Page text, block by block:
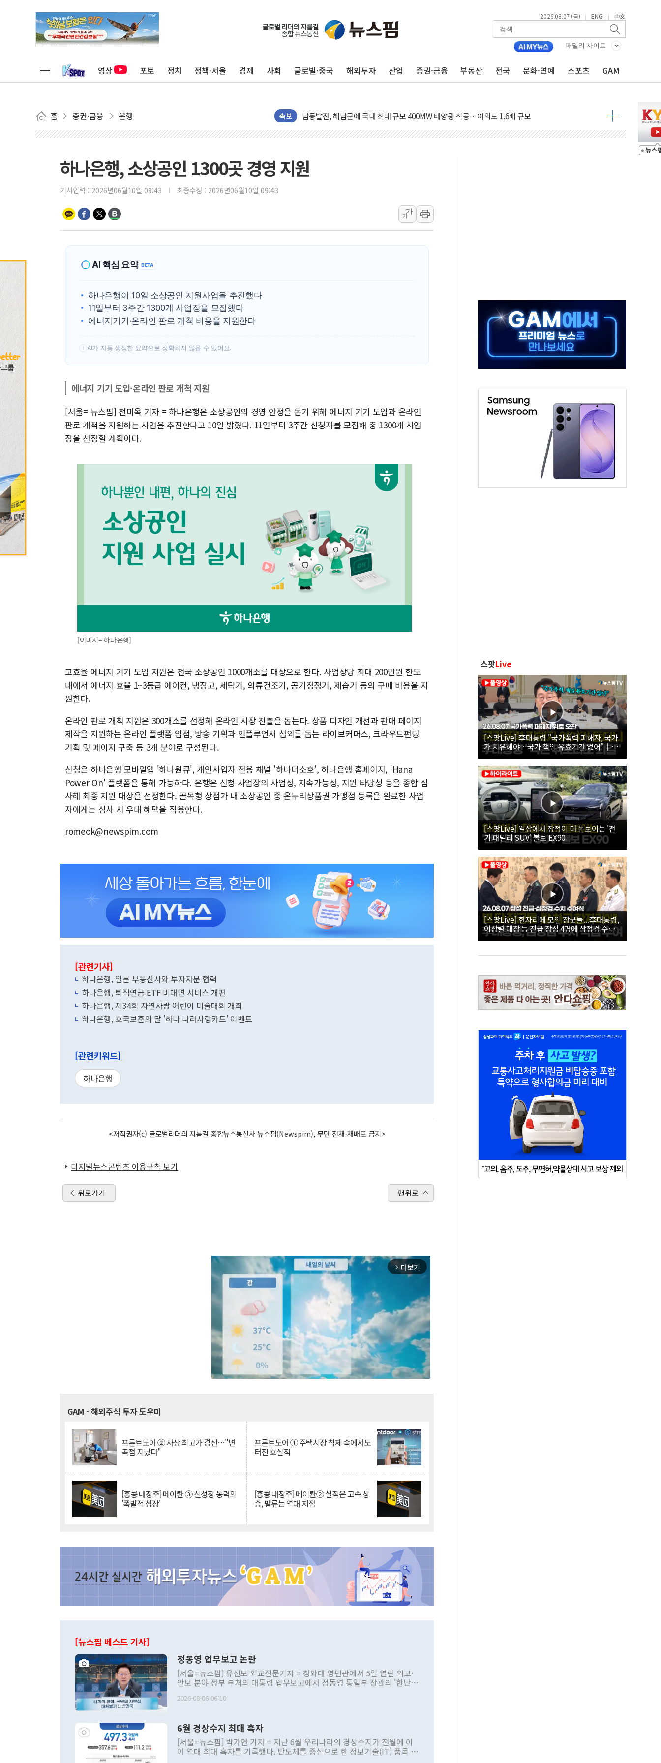
2026.08.07 (금) | ENG | 中文
패밀리 사이트
영상 포토 정치 정책·서울 경제 사회 글로벌·중국 해외투자 산업 증권·금융 부동산 전국 문화·연예 스포츠 GAM
홈 증권·금융 은행 속보
[사진] 빈살만과 에르도안의 만남
이란와이어 "이란 최고지도자 위독…곧 사망해도 놀랍지 않아"
[인도증시] 중동 불안 속 유가 상승에 소폭 하락...금융주 낙폭 커
황희 '폐버스 청년주택' SNS 글 역풍에 "정부정책 아냐" 해명
사우디·튀르키예·파키스탄, '공동방위협정' 체결… 수니파 국가들의 새 안보 협력 구도
신길동 신축도 3.3㎡당 7250만원…써밋 클라비온 59㎡ 18억원대
[AI 부동산 투데이] 특공 전략도 '극과 극'…생애최초만 경쟁 치열
[코인시황] 비트코인 6만4000달러대 횡보…고래·ETF 매수에도 고유가·금리·입법 지연 '삼중 부담'
[베트남 증시] 유동성 부진 지속, 강보합 마감...석유·가스주 올랐지만 빈그룹이 상쇄
'찜통더위'에 전력수요 역대 최고치 경신…한낮 총수요 104.3GW 기록
"文정부 악몽 재현 안돼"...李 부동산 세제안에 與 내부서 '총선·대선 직격탄' 우려
하나은행, 소상공인 1300곳 경영 지원
기사입력 : 2026년06월10일 09:43 최종수정 : 2026년06월10일 09:43
가
가
AI 핵심 요약 BETA
하나은행이 10일 소상공인 지원사업을 추진했다
11일부터 3주간 1300개 사업장을 모집했다
에너지기기·온라인 판로 개척 비용을 지원한다
! AI가 자동 생성한 요약으로 정확하지 않을 수 있어요.
에너지 기기 도입·온라인 판로 개척 지원
[서울= 뉴스핌] 전미옥 기자 = 하나은행은 소상공인의 경영 안정을 돕기 위해 에너지 기기 도입과 온라인
판로 개척을 지원하는 사업을 추진한다고 10일 밝혔다. 11일부터 3주간 신청자를 모집해 총 1300개 사업
장을 선정할 계획이다.
[이미지= 하나은행]
고효율 에너지 기기 도입 지원은 전국 소상공인 1000개소를 대상으로 한다. 사업장당 최대 200만원 한도
내에서 에너지 효율 1~3등급 에어컨, 냉장고, 세탁기, 의류건조기, 공기청정기, 제습기 등의 구매 비용을 지
원한다.
온라인 판로 개척 지원은 300개소를 선정해 온라인 시장 진출을 돕는다. 상품 디자인 개선과 판매 페이지
제작을 지원하는 온라인 플랫폼 입점, 방송 기획과 인플루언서 섭외를 돕는 라이브커머스, 크라우드펀딩
기획 및 페이지 구축 등 3개 분야로 구성된다.
신청은 하나은행 모바일앱 '하나원큐', 개인사업자 전용 채널 '하나더소호', 하나은행 홈페이지, 'Hana
Power On' 플랫폼을 통해 가능하다. 은행은 신청 사업장의 사업성, 지속가능성, 지원 타당성 등을 종합 심
사해 최종 지원 대상을 선정한다. 골목형 상점가 내 소상공인 중 온누리상품권 가맹점 등록을 완료한 사업
자에게는 심사 시 우대 혜택을 적용한다.
romeok@newspim.com
[관련기사]
하나은행, 일본 부동산사와 투자자문 협력
하나은행, 퇴직연금 ETF 비대면 서비스 개편
하나은행, 제34회 자연사랑 어린이 미술대회 개최
하나은행, 호국보훈의 달 '하나 나라사랑카드' 이벤트
[관련키워드]
하나은행
<저작권자(c) 글로벌리더의 지름길 종합뉴스통신사 뉴스핌(Newspim), 무단 전재-재배포 금지>
디지털뉴스콘텐츠 이용규칙 보기
뒤로가기 맨위로
arrow_forward_ios 더보기
GAM - 해외주식 투자 도우미
프론트도어 ② 사상 최고가 경신…"변
곡점 지났다"
프론트도어 ① 주택시장 침체 속에서도
터진 호실적
[홍콩 대장주] 메이퇀 ③ 신성장 동력의
'폭발적 성장'
[홍콩 대장주] 메이퇀② 실적은 고속 상
승, 밸류는 역대 저점
[뉴스핌 베스트 기사]
정동영 업무보고 논란
[서울=뉴스핌] 유신모 외교전문기자 = 청와대 영빈관에서 5일 열린 외교·
안보 분야 정부 부처의 대통령 업무보고에서 정동영 통일부 장관의 '한반도
발언 중에는 정부 내 조율을 거치지 않은 사안을 정책으로 추진하겠다고 공
주의적 희망에 근거한 비현실적 구상'이라는 비판을 내놨다. 그동안 정 장
관의 대북 정책 관련 발언이 물의를 빚은 적은 여러 번 있지만 대통령과 유
관 부처 장관이 공개적으로 부정적 입장을 표명한 것은 이례적이다. 정 장
관의 무리한 대북 접근법과 월권을 제어해야 한다는 목소리도 높아지고 있
2026-08-06 06:10
6월 경상수지 최대 흑자
[서울=뉴스핌] 박가연 기자 = 지난 6월 우리나라의 경상수지가 전월에 이
어 역대 최대 흑자를 기록했다. 반도체를 중심으로 한 정보기술(IT) 품목 수
스팟Live
[스팟Live] 李대통령 "국가폭력 피해자, 국가
가 치유해야…국가 책임 유효기간 없어"｜
26.08.07 국가폭력 피해자 위로 오찬
[스팟Live] 일상에서 장점이 더 돋보이는 '전
기 패밀리 SUV' 볼보 EX90
[스팟Live] 한자리에 모인 장군들...李대통령,
이상렬 대장 등 진급 장성 4명에 삼정검 수치
직접 수여｜26.08.07 장성 진급·삼정검 수치